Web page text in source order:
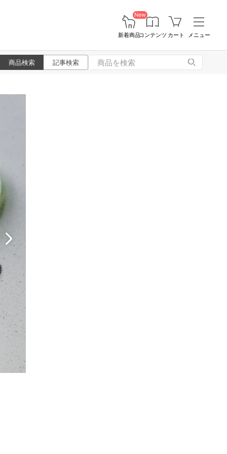
New
新着商品コンテンツ カート メニュー
商品検索 記事検索